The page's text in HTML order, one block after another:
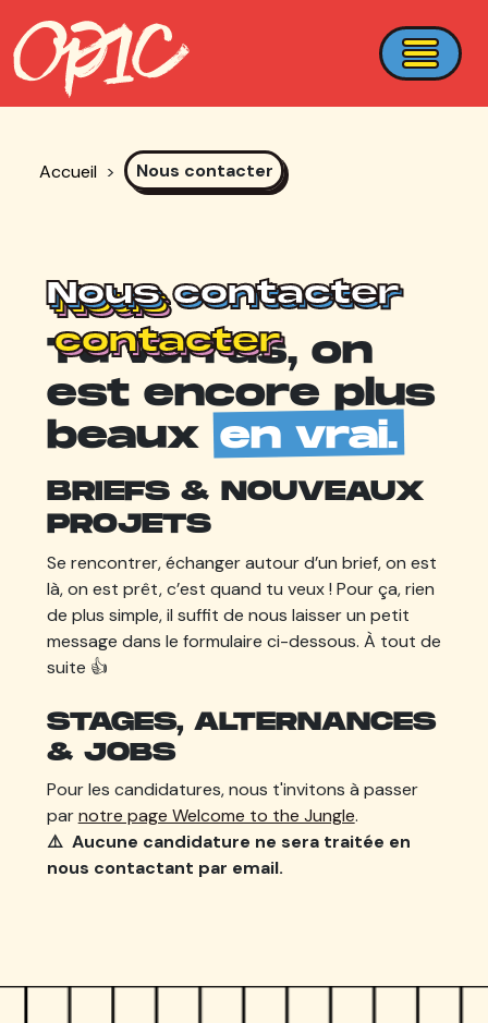
Accueil > Nous contacter
Nous contacter
Nous
contacter
Nous
contacter
Nous contacter
Tu verras, on
est encore plus
beauxen vrai.
BRIEFS & NOUVEAUX
PROJETS
Se rencontrer, échanger autour d’un brief, on est
là, on est prêt, c’est quand tu veux ! Pour ça, rien
de plus simple, il suffit de nous laisser un petit
message dans le formulaire ci-dessous. À tout de
suite 👍
STAGES, ALTERNANCES
& JOBS
Pour les candidatures, nous t'invitons à passer
parnotre page Welcome to the Jungle.
⚠️ Aucune candidature ne sera traitée en
nous contactant par email.